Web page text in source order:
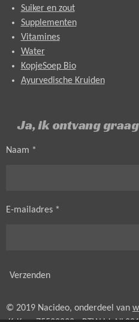
Suiker en zout
Supplementen
Vitamines
Water
KopjeSoep Bio
Ayurvedische Kruiden
Ja, ik ontvang
Naam *
E-mailadres *
Verzenden
© 2019 Nacideo, onderdeel van